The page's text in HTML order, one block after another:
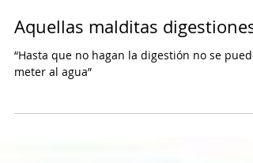
Mario Cippitelli
Aquellas malditas digestiones
meter al agua”